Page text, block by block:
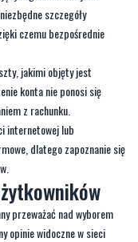
jakimi objęty jest
konta nie ponosi się
z rachunku.
internetowej lub
dlatego zapoznanie się
przeważać nad wyborem
widoczne w sieci
zaś nie zawsze są rzetelne
tym, aby nie traktować ich
okażą się recenzje